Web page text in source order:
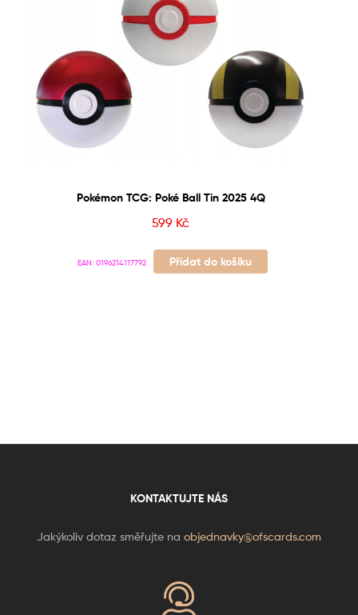
Pokémon TCG: Poké Ball Tin 2025 4Q
599 Kč
EAN: 0196214117792 Přidat do košíku
KONTAKTUJTE NÁS
Jakýkoliv dotaz směřujte na objednavky@ofscards.com